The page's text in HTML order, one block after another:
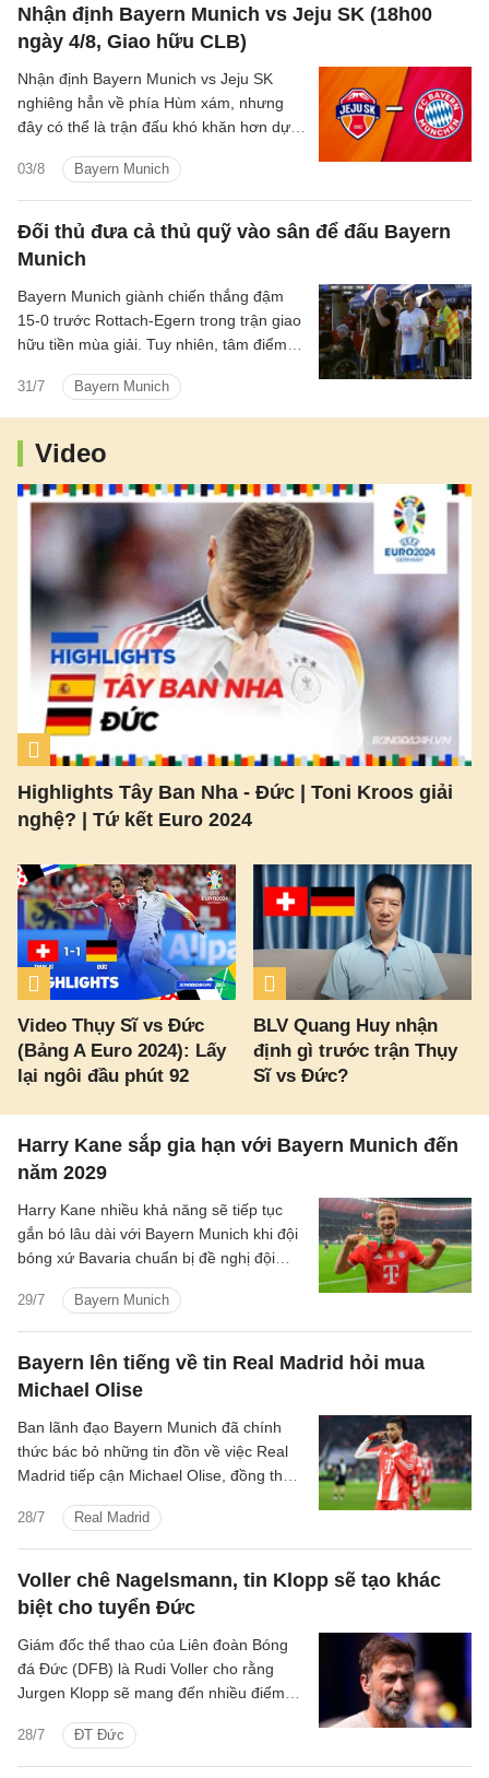
Nhận định Bayern Munich vs Jeju SK (18h00
ngày 4/8, Giao hữu CLB)
03/8 Bayern Munich
Nhận định Bayern Munich vs Jeju SK
nghiêng hẳn về phía Hùm xám, nhưng
đây có thể là trận đấu khó khăn hơn dự
Đối thủ đưa cả thủ quỹ vào sân để đấu Bayern
Munich
31/7 Bayern Munich
Bayern Munich giành chiến thắng đậm
15-0 trước Rottach-Egern trong trận giao
hữu tiền mùa giải. Tuy nhiên, tâm điểm
Tám nước Đức khi họ tung chính thủ quỹ
CLB vào sân trong hiệp hai.
Video
Highlights Tây Ban Nha - Đức | Toni Kroos giải
nghệ? | Tứ kết Euro 2024
Video Thụy Sĩ vs Đức
(Bảng A Euro 2024): Lấy
lại ngôi đầu phút 92
BLV Quang Huy nhận
định gì trước trận Thụy
Sĩ vs Đức?
Harry Kane sắp gia hạn với Bayern Munich đến
năm 2029
29/7 Bayern Munich
Harry Kane nhiều khả năng sẽ tiếp tục
gắn bó lâu dài với Bayern Munich khi đội
bóng xứ Bavaria chuẩn bị đề nghị đội
sau khi anh kết thúc kỳ nghỉ hậu World
Cup 2026.
Bayern lên tiếng về tin Real Madrid hỏi mua
Michael Olise
28/7 Real Madrid
Ban lãnh đạo Bayern Munich đã chính
thức bác bỏ những tin đồn về việc Real
Madrid tiếp cận Michael Olise, đồng thời
tục gắn bó với sân Allianz Arena.
Voller chê Nagelsmann, tin Klopp sẽ tạo khác
biệt cho tuyển Đức
28/7 ĐT Đức
Giám đốc thể thao của Liên đoàn Bóng
đá Đức (DFB) là Rudi Voller cho rằng
Jurgen Klopp sẽ mang đến nhiều điểm
Nagelsmann, đồng thời nhận xét cựu
HLV Bayern Munich đôi lúc quá nhạy cảm